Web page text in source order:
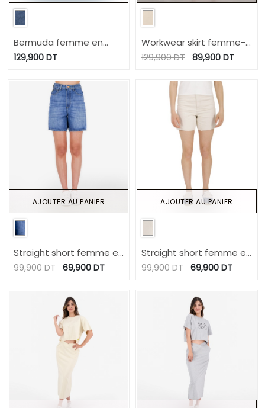
Bermuda femme en
jeans- BADIRA 2.0
129,900DT
Workwear skirt femme-
MARAM
129,900DT 89,900 DT
Straight short femme en
jeans - NERMINE
99,900DT 69,900DT
AJOUTER AU PANIER
Straight short femme en
jeans - NERMINE
99,900DT 69,900 DT
AJOUTER AU PANIER